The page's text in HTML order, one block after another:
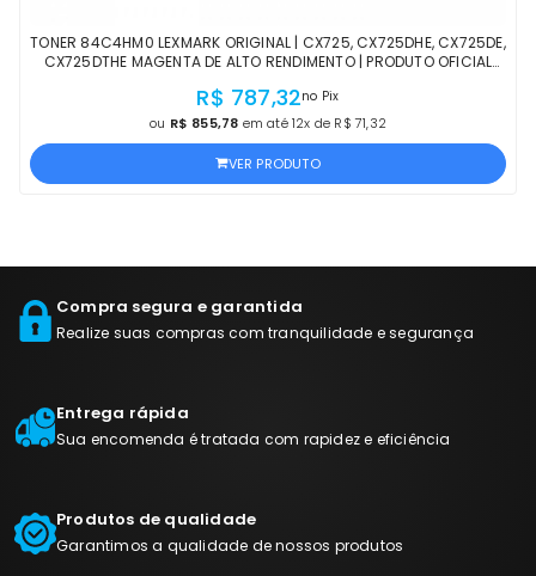
TONER 84C4HM0 LEXMARK ORIGINAL | CX725, CX725DHE, CX725DE,
CX725DTHE MAGENTA DE ALTO RENDIMENTO | PRODUTO OFICIAL
R$ 787,32no Pix
ou R$ 855,78 em até 12x de R$ 71,32
VER PRODUTO
Compra segura e garantida
Realize suas compras com tranquilidade e segurança
Entrega rápida
Sua encomenda é tratada com rapidez e eficiência
Produtos de qualidade
Garantimos a qualidade de nossos produtos